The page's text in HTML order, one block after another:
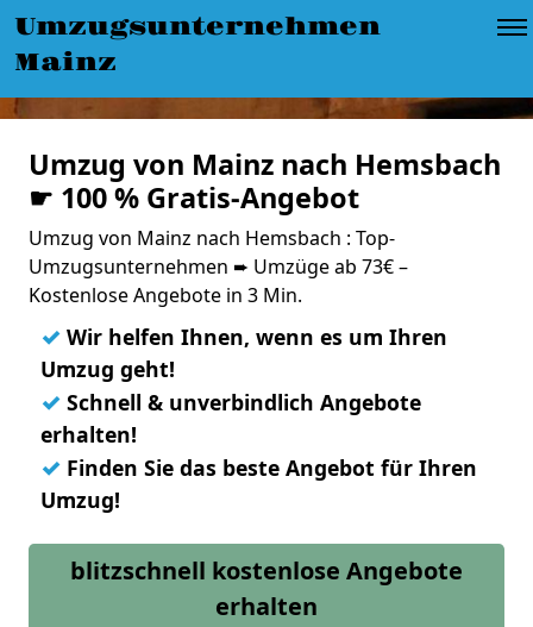
Umzugsunternehmen
Mainz
Umzug von Mainz nach Hemsbach
☛ 100 % Gratis-Angebot
Umzug von Mainz nach Hemsbach : Top-
Umzugsunternehmen ➨ Umzüge ab 73€ –
Kostenlose Angebote in 3 Min.
✓ Wir helfen Ihnen, wenn es um Ihren
Umzug geht!
✓ Schnell & unverbindlich Angebote
erhalten!
✓ Finden Sie das beste Angebot für Ihren
Umzug!
blitzschnell kostenlose Angebote
erhalten